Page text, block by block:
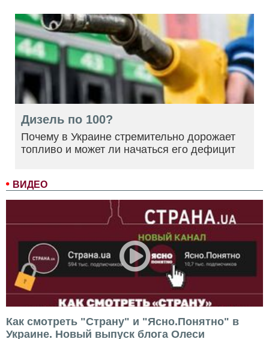
ВИДЕО
Как смотреть "Страну" и "Ясно.Понятно" в
Украине. Новый выпуск блога Олеси
Дизель по 100?
Почему в Украине стремительно дорожает
топливо и может ли начаться его дефицит